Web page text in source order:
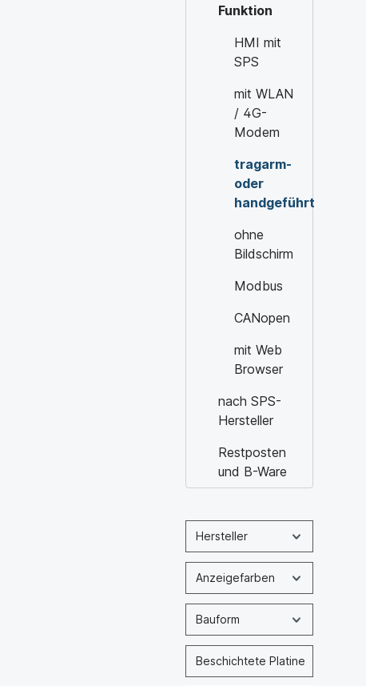
Funktion
HMI mit
SPS
mit WLAN
/ 4G-
Modem
tragarm-
oder
handgeführt
ohne
Bildschirm
Modbus
CANopen
mit Web
Browser
nach SPS-
Hersteller
Restposten
und B-Ware
Hersteller
Anzeigefarben
Bauform
Beschichtete Platine